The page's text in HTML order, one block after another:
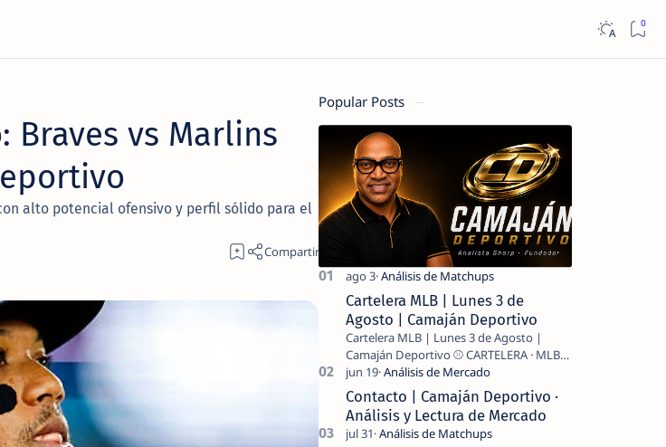
Braves vs Marlins
alto potencial ofensivo y perfil sólido para el
Popular Posts
Cartelera MLB | Lunes 3 de
Agosto | Camaján Deportivo
Cartelera MLB | Lunes 3 de Agosto |
Camaján Deportivo ⚾ CARTELERA · MLB
Contacto | Camaján Deportivo ·
Análisis y Lectura de Mercado